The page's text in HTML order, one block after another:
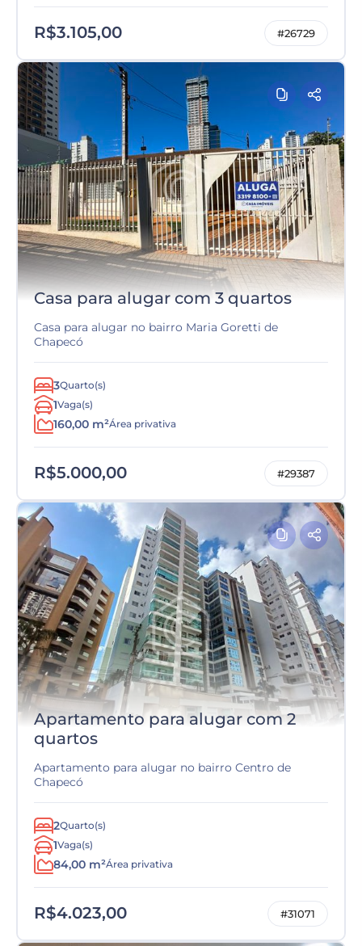
R$3.105,00 #26729
Casa para alugar com 3 quartos
Casa para alugar no bairro Maria Goretti de
Chapecó
3Quarto(s)
1Vaga(s)
160,00 m²Área privativa
R$5.000,00 #29387
Apartamento para alugar com 2
quartos
Apartamento para alugar no bairro Centro de
Chapecó
2Quarto(s)
1Vaga(s)
84,00 m²Área privativa
R$4.023,00 #31071